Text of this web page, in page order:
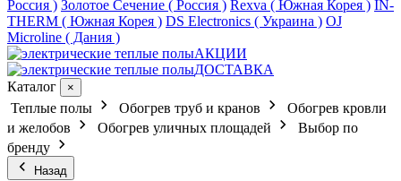
Россия ) Золотое Сечение ( Россия ) Rexva ( Южная Корея ) IN-
THERM ( Южная Корея ) DS Electronics ( Украина ) OJ
Microline ( Дания )
АКЦИИ
ДОСТАВКА
Каталог
×
Теплые полы Обогрев труб и кранов
Обогрев кровли
и желобов
Обогрев уличных площадей
Выбор по
бренду
Назад